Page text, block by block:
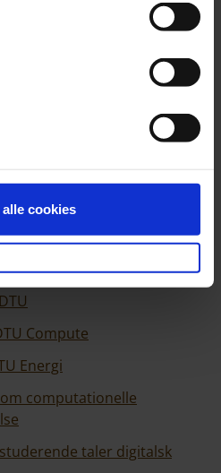
cookies
dybt involveret i
tilbud til de studerende.
om hvorfor det
færdigheder for alle
slags digitale
direktør for Innovation
Compute
Energi
computationelle
taler digitalsk